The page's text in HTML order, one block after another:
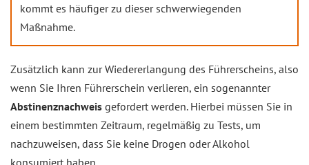
kommt es häufiger zu dieser schwerwiegenden
Maßnahme.
Zusätzlich kann zur Wiedererlangung des Führerscheins, also
wenn Sie Ihren Führerschein verlieren, ein sogenannter
Abstinenznachweis gefordert werden. Hierbei müssen Sie in
einem bestimmten Zeitraum, regelmäßig zu Tests, um
nachzuweisen, dass Sie keine Drogen oder Alkohol
konsumiert haben.